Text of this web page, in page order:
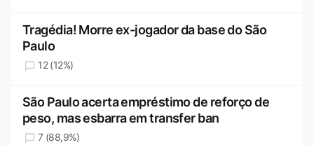
Tragédia! Morre ex-jogador da base do São
Paulo
12 (12%)
São Paulo acerta empréstimo de reforço de
peso, mas esbarra em transfer ban
7 (88,9%)